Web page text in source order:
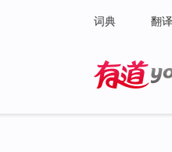
词典 翻译